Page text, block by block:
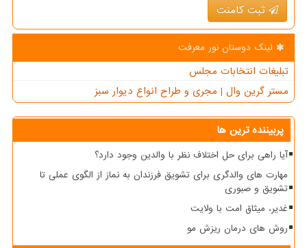
ثبت کامنت
لینک دوستان نور معرفت
تبلیغات انتخابات مجلس
مستر گرین وال | مجری و طراح انواع دیوار سبز
پربیننده ترین ها
آیا راهی برای حل اختلاف نظر با والدین وجود دارد؟
مهارت های والدگری برای تشویق فرزندان به نماز از الگوی عملی تا
تشویق و صبوری
غدیر، میثاق امت با ولایت
روش های درمان ریزش مو